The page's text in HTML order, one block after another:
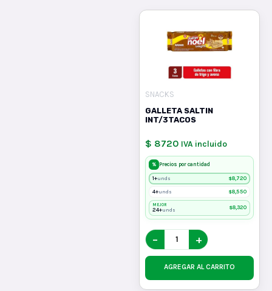
SNACKS
GALLETA SALTIN
INT/3TACOS
$ 8720 IVA incluido
% Precios por cantidad
1+unds $8,720
4+unds $8,550
MEJOR
24+unds $8,320
− +
AGREGAR AL CARRITO